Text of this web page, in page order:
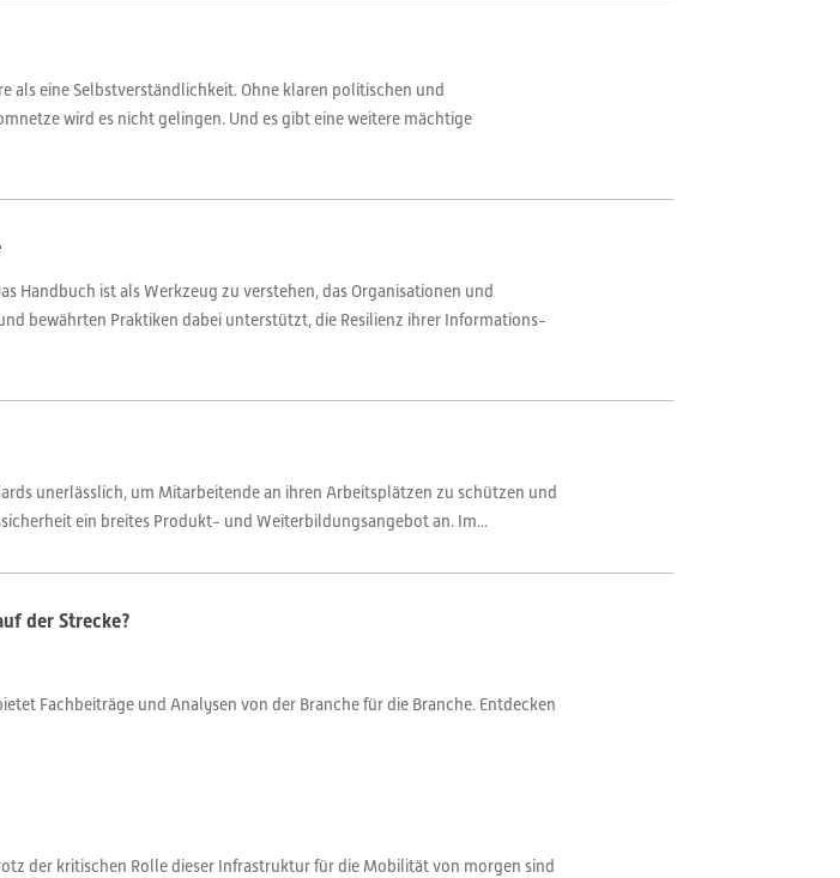
als eine Selbstverständlichkeit. Ohne klaren politischen und
wird es nicht gelingen. Und es gibt eine weitere mächtige
Handbuch ist als Werkzeug zu verstehen, das Organisationen und
bewährten Praktiken dabei unterstützt, die Resilienz ihrer Informations-
unerlässlich, um Mitarbeitende an ihren Arbeitsplätzen zu schützen und
ein breites Produkt- und Weiterbildungsangebot an. Im...
der Strecke?
Fachbeiträge und Analysen von der Branche für die Branche. Entdecken
der kritischen Rolle dieser Infrastruktur für die Mobilität von morgen sind